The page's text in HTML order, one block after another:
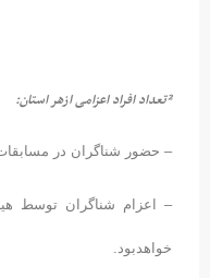
تعداد افراد اعزامی ازهر استان:
حضور شناگران در مسابقات
اعزام شناگران توسط هیاتها /